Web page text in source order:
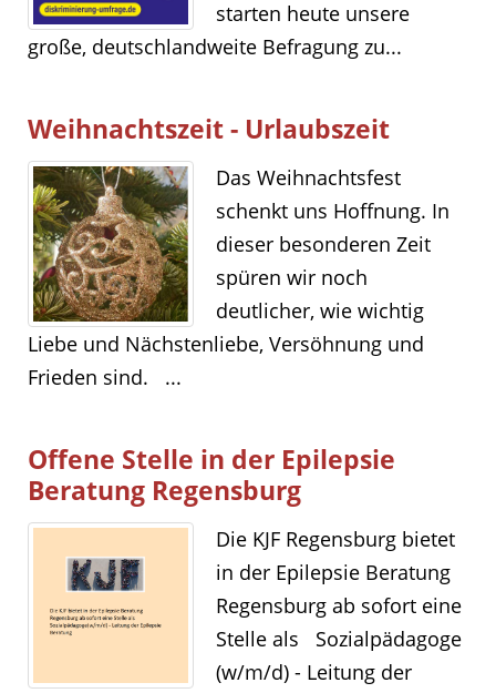
starten heute unsere
große, deutschlandweite Befragung zu...
Weihnachtszeit - Urlaubszeit
Das Weihnachtsfest
schenkt uns Hoffnung. In
dieser besonderen Zeit
spüren wir noch
deutlicher, wie wichtig
Liebe und Nächstenliebe, Versöhnung und
Frieden sind. ...
Offene Stelle in der Epilepsie
Beratung Regensburg
Die KJF Regensburg bietet
in der Epilepsie Beratung
Regensburg ab sofort eine
Stelle als Sozialpädagoge
(w/m/d) - Leitung der